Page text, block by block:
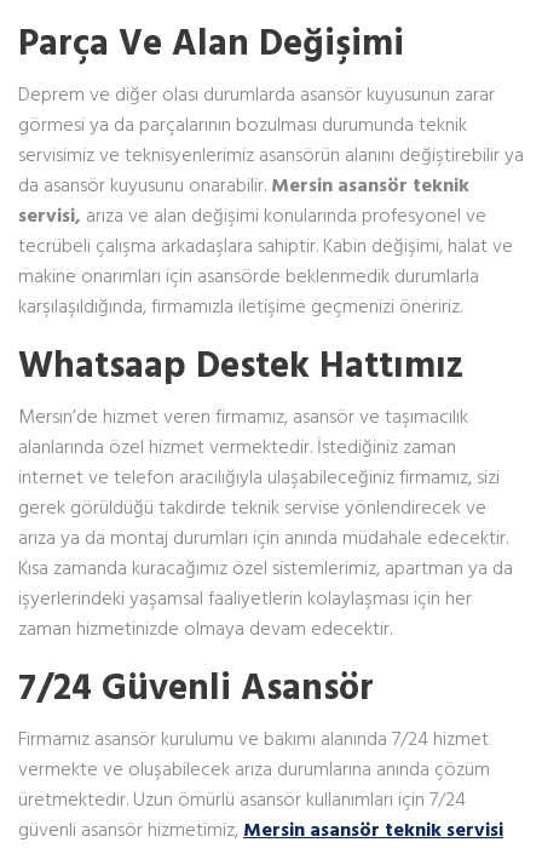
Parça Ve Alan Değişimi
Deprem ve diğer olası durumlarda asansör kuyusunun zarar
görmesi ya da parçalarının bozulması durumunda teknik
servisimiz ve teknisyenlerimiz asansörün alanını değiştirebilir ya
da asansör kuyusunu onarabilir. Mersin asansör teknik
servisi, arıza ve alan değişimi konularında profesyonel ve
tecrübeli çalışma arkadaşlara sahiptir. Kabin değişimi, halat ve
makine onarımları için asansörde beklenmedik durumlarla
karşılaşıldığında, firmamızla iletişime geçmenizi öneririz.
Whatsaap Destek Hattımız
Mersin’de hizmet veren firmamız, asansör ve taşımacılık
alanlarında özel hizmet vermektedir. İstediğiniz zaman
internet ve telefon aracılığıyla ulaşabileceğiniz firmamız, sizi
gerek görüldüğü takdirde teknik servise yönlendirecek ve
arıza ya da montaj durumları için anında müdahale edecektir.
Kısa zamanda kuracağımız özel sistemlerimiz, apartman ya da
işyerlerindeki yaşamsal faaliyetlerin kolaylaşması için her
zaman hizmetinizde olmaya devam edecektir.
7/24 Güvenli Asansör
Firmamız asansör kurulumu ve bakımı alanında 7/24 hizmet
vermekte ve oluşabilecek arıza durumlarına anında çözüm
üretmektedir. Uzun ömürlü asansör kullanımları için 7/24
güvenli asansör hizmetimiz, Mersin asansör teknik servisi